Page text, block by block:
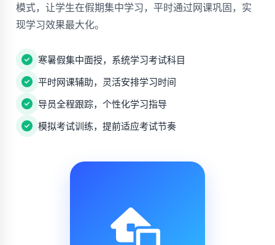
模式，让学生在假期集中学习，平时通过网课巩固，实
现学习效果最大化。
寒暑假集中面授，系统学习考试科目
平时网课辅助，灵活安排学习时间
导员全程跟踪，个性化学习指导
模拟考试训练，提前适应考试节奏